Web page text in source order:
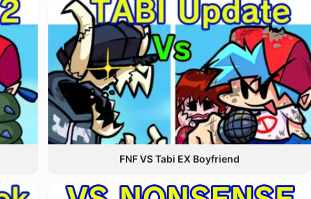
FNF VS Tabi EX Boyfriend